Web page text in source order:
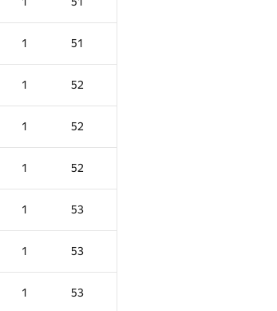
1 51
1 52
1 52
1 52
1 53
1 53
1 53
1 40